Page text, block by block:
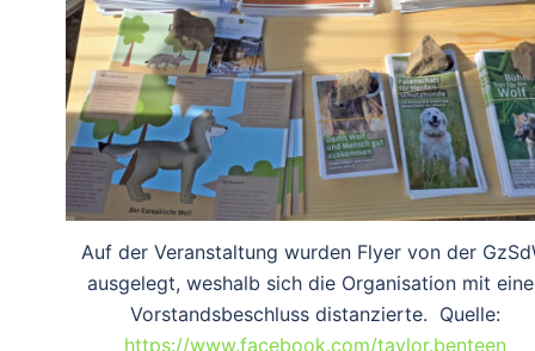
Auf der Veranstaltung wurden Flyer von der
ausgelegt, weshalb sich die Organisation mit
Vorstandsbeschluss distanzierte. Quelle:
https://www.facebook.com/taylor.benteen